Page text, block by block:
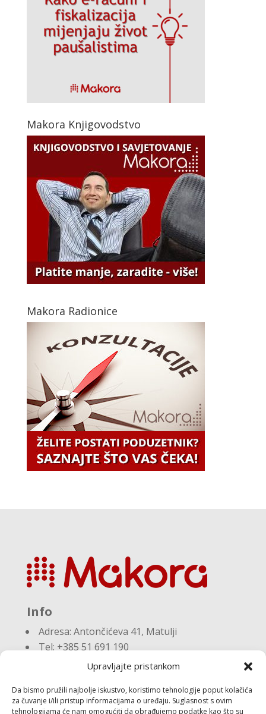
Upravljajte pristankom
Da bismo pružili najbolje iskustvo, koristimo tehnologije poput kolačića
za čuvanje i/ili pristup informacijama o uređaju. Suglasnost s ovim
tehnologijama će nam omogućiti da obrađujemo podatke kao što su
Makora Knjigovodstvo
Makora Radionice
Info
Adresa: Antončićeva 41, Matulji
Tel: +385 51 691 190
Email:knjigovodstvo@makora.hr
Dokumenti